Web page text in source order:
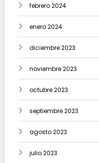
febrero 2024
enero 2024
diciembre 2023
noviembre 2023
octubre 2023
septiembre 2023
agosto 2023
julio 2023